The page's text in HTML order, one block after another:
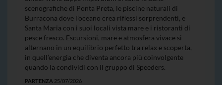
scenografiche di Ponta Preta, le piscine naturali di
Burracona dove l’oceano crea riflessi sorprendenti, e
Santa Maria con i suoi locali vista mare e i ristoranti di
pesce fresco. Escursioni, mare e atmosfera vivace si
alternano in un equilibrio perfetto tra relax e scoperta,
in quell’energia che diventa ancora più coinvolgente
quando la condividi con il gruppo di Speeders.
PARTENZA 25/07/2026